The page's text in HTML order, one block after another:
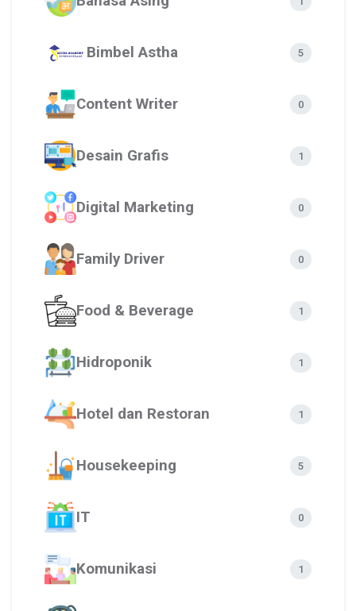
Bimbel Astha 5
Content Writer 0
Desain Grafis 1
Digital Marketing 0
Family Driver 0
Food & Beverage 1
Hidroponik 1
Hotel dan Restoran 1
Housekeeping 5
IT 0
Komunikasi 1